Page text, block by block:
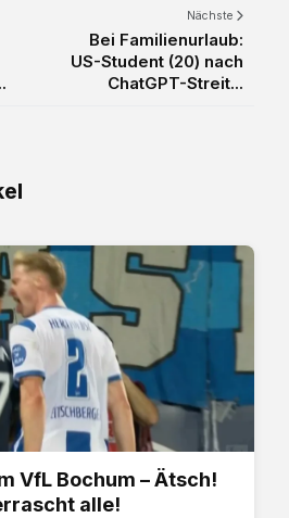
Nächste
Bei Familienurlaub:
US-Student (20) nach
ChatGPT-Streit...
VfL Bochum – Ätsch!
alle!